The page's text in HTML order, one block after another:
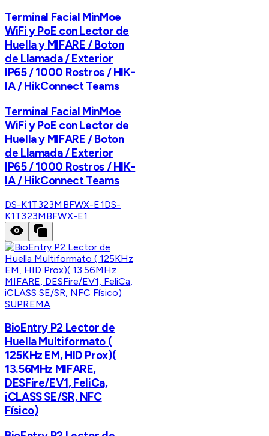
Terminal Facial MinMoe
WiFi y PoE con Lector de
Huella y MIFARE / Boton
de Llamada / Exterior
IP65 / 1000 Rostros / HIK-
IA / HikConnect Teams
Terminal Facial MinMoe
WiFi y PoE con Lector de
Huella y MIFARE / Boton
de Llamada / Exterior
IP65 / 1000 Rostros / HIK-
IA / HikConnect Teams
DS-K1T323MBFWX-E1DS-
K1T323MBFWX-E1
SUPREMA
BioEntry P2 Lector de
Huella Multiformato (
125KHz EM, HID Prox)(
13.56MHz MIFARE,
DESFire/EV1, FeliCa,
iCLASS SE/SR, NFC
Físico)